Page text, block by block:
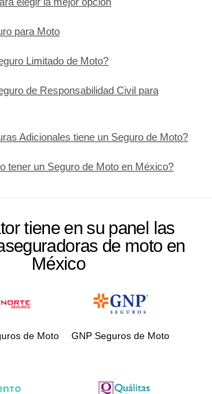
para Moto
Limitado de Moto?
de Responsabilidad Civil para
Adicionales tiene un Seguro de Moto?
tener un Seguro de Moto en México?
tiene en su panel las
de moto en
México
de Moto GNP Seguros de Moto